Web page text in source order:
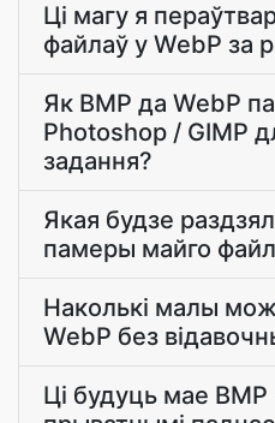
Ці магу я
файлаў у WebP за
Як BMP да WebP
Photoshop / GIMP
задання?
Якая будзе
памеры майго
Наколькі малы
WebP без
Ці будуць мае